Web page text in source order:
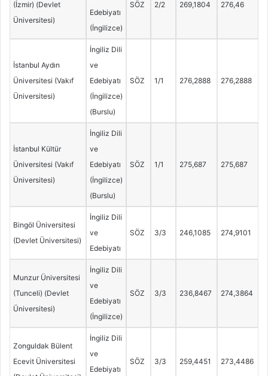
(İzmir) (Devlet
Üniversitesi)
Edebiyatı
(İngilizce)
SÖZ 2/2 269,1804 276,46
İstanbul Aydın
Üniversitesi (Vakıf
Üniversitesi)
İngiliz Dili
ve
Edebiyatı
(İngilizce)
(Burslu)
SÖZ 1/1 276,2888 276,2888
İstanbul Kültür
Üniversitesi (Vakıf
Üniversitesi)
İngiliz Dili
ve
Edebiyatı
(İngilizce)
(Burslu)
SÖZ 1/1 275,687 275,687
Bingöl Üniversitesi
(Devlet Üniversitesi)
İngiliz Dili
ve
Edebiyatı
SÖZ 3/3 246,1085 274,9101
Munzur Üniversitesi
(Tunceli) (Devlet
Üniversitesi)
İngiliz Dili
ve
Edebiyatı
(İngilizce)
SÖZ 3/3 236,8467 274,3864
Zonguldak Bülent
Ecevit Üniversitesi
İngiliz Dili
ve
Edebiyatı
SÖZ 3/3 259,4451 273,4486